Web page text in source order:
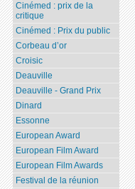
Cinémed : prix de la
critique
Cinémed : Prix du public
Corbeau d’or
Croisic
Deauville
Deauville - Grand Prix
Dinard
Essonne
European Award
European Film Award
European Film Awards
Festival de la réunion